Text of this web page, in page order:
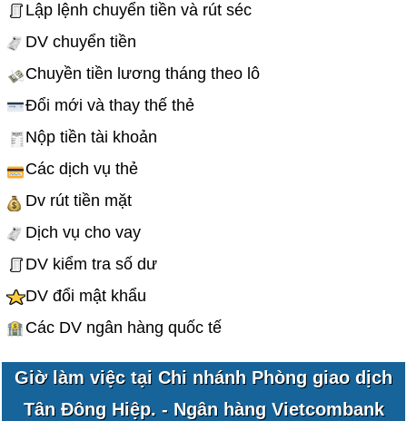
Lập lệnh chuyển tiền và rút séc
DV chuyển tiền
Chuyền tiền lương tháng theo lô
Đổi mới và thay thế thẻ
Nộp tiền tài khoản
Các dịch vụ thẻ
Dv rút tiền mặt
Dịch vụ cho vay
DV kiểm tra số dư
DV đổi mật khẩu
Các DV ngân hàng quốc tế
Giờ làm việc tại Chi nhánh Phòng giao dịch
Tân Đông Hiệp. - Ngân hàng Vietcombank